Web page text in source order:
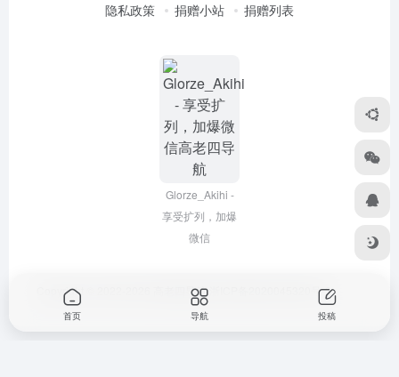
隐私政策 捐赠小站 捐赠列表
Glorze_Akihi -
享受扩列，加爆
微信
Copyright © 2022-2026 高老四导航 浙ICP备2020045320号-3
首页 导航 投稿